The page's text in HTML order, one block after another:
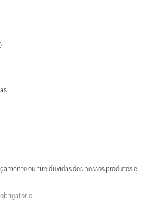
ou tire dúvidas dos nossos produtos e